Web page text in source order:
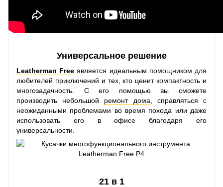
Универсальное решение
Leatherman Free является идеальным помощником для
любителей приключений и тех, кто ценит компактность и
многозадачность. С его помощью вы сможете
производить небольшой ремонт дома , справляться с
неожиданными проблемами во время похода или даже
использовать его в офисе благодаря его
универсальности.
21 в 1